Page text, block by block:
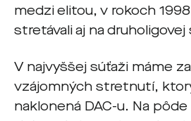
medzi elitou, v rokoch
stretávali aj na
V najvyššej súťaži máme
vzájomných stretnutí,
naklonená DAC-u. Na